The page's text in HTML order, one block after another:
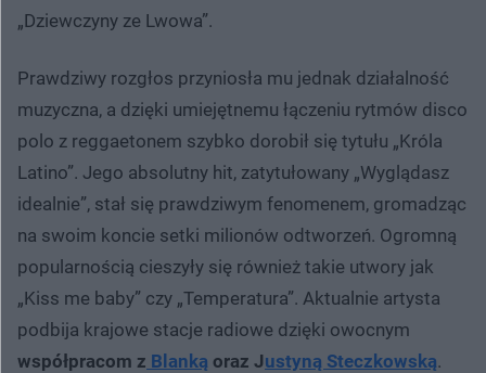
„Dziewczyny ze Lwowa”.
Prawdziwy rozgłos przyniosła mu jednak działalność
muzyczna, a dzięki umiejętnemu łączeniu rytmów disco
polo z reggaetonem szybko dorobił się tytułu „Króla
Latino”. Jego absolutny hit, zatytułowany „Wyglądasz
idealnie”, stał się prawdziwym fenomenem, gromadząc
na swoim koncie setki milionów odtworzeń. Ogromną
popularnością cieszyły się również takie utwory jak
„Kiss me baby” czy „Temperatura”. Aktualnie artysta
podbija krajowe stacje radiowe dzięki owocnym
współpracom z Blanką oraz Justyną Steczkowską.